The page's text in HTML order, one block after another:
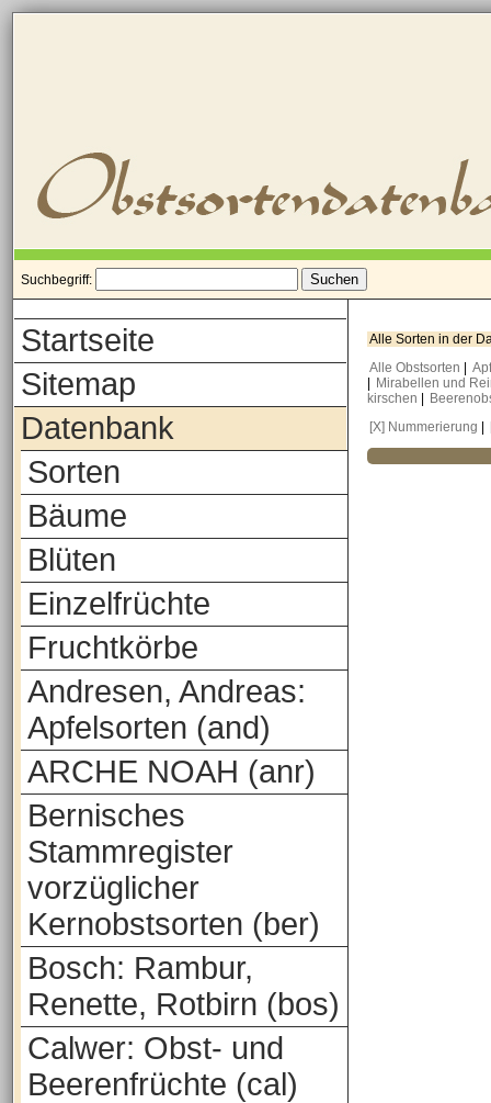
Suchbegriff:
Startseite
Sitemap
Datenbank
Sorten
Bäume
Blüten
Einzelfrüchte
Fruchtkörbe
Andresen, Andreas:
Apfelsorten (and)
ARCHE NOAH (anr)
Bernisches
Stammregister
vorzüglicher
Kernobstsorten (ber)
Bosch: Rambur,
Renette, Rotbirn (bos)
Calwer: Obst- und
Beerenfrüchte (cal)
Alle Sorten in der
Alle Obstsorten
Mirabellen und
kirschen
[X] Nummerierung